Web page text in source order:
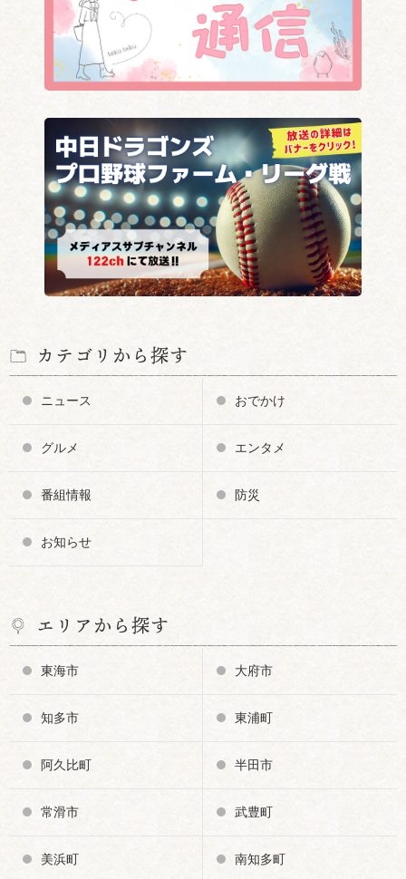
カテゴリから探す
ニュース おでかけ
グルメ エンタメ
番組情報 防災
お知らせ
エリアから探す
東海市 大府市
知多市 東浦町
阿久比町 半田市
常滑市 武豊町
美浜町 南知多町